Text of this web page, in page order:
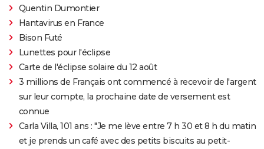
Quentin Dumontier
Hantavirus en France
Bison Futé
Lunettes pour l'éclipse
Carte de l'éclipse solaire du 12 août
3 millions de Français ont commencé à recevoir de l'argent
sur leur compte, la prochaine date de versement est
connue
Carla Villa, 101 ans : "Je me lève entre 7 h 30 et 8 h du matin
et je prends un café avec des petits biscuits au petit-